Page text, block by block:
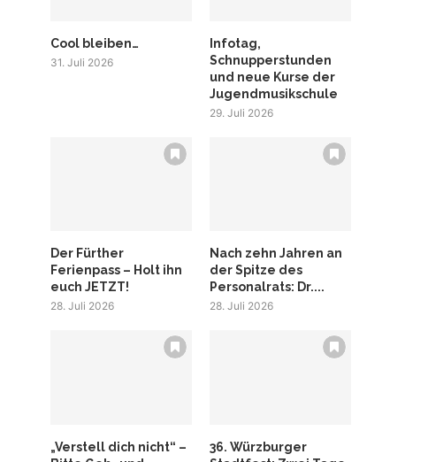
Cool bleiben…
31. Juli 2026
Infotag,
Schnupperstunden
und neue Kurse der
Jugendmusikschule
29. Juli 2026
Der Fürther
Ferienpass – Holt ihn
euch JETZT!
28. Juli 2026
Nach zehn Jahren an
der Spitze des
Personalrats: Dr....
28. Juli 2026
„Verstell dich nicht“ –
36. Würzburger